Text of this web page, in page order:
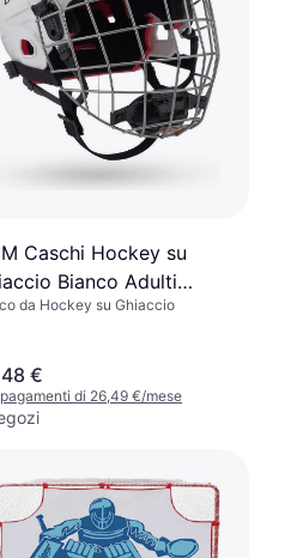
Caschi Hockey su
Bianco Adulti
bianco
da Hockey su Ghiaccio
€
di 26,49 €/mese